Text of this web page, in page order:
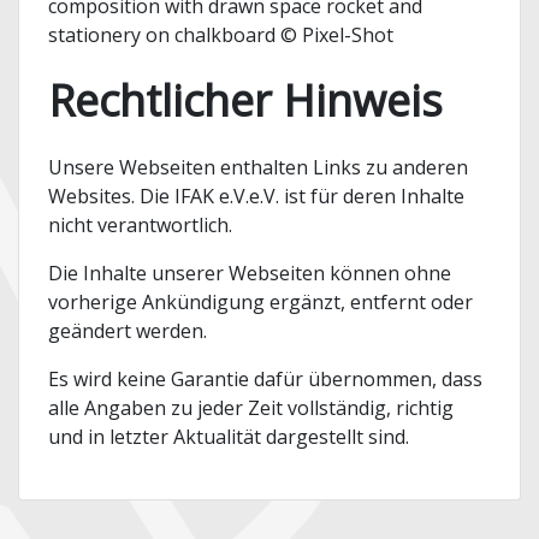
composition with drawn space rocket and
stationery on chalkboard © Pixel-Shot
Rechtlicher Hinweis
Unsere Webseiten enthalten Links zu anderen
Websites. Die IFAK e.V.e.V. ist für deren Inhalte
nicht verantwortlich.
Die Inhalte unserer Webseiten können ohne
vorherige Ankündigung ergänzt, entfernt oder
geändert werden.
Es wird keine Garantie dafür übernommen, dass
alle Angaben zu jeder Zeit vollständig, richtig
und in letzter Aktualität dargestellt sind.